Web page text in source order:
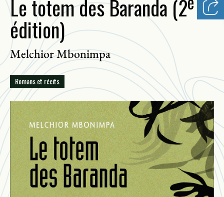
Le totem des Baranda (2
édition)
Melchior Mbonimpa
Romans et récits